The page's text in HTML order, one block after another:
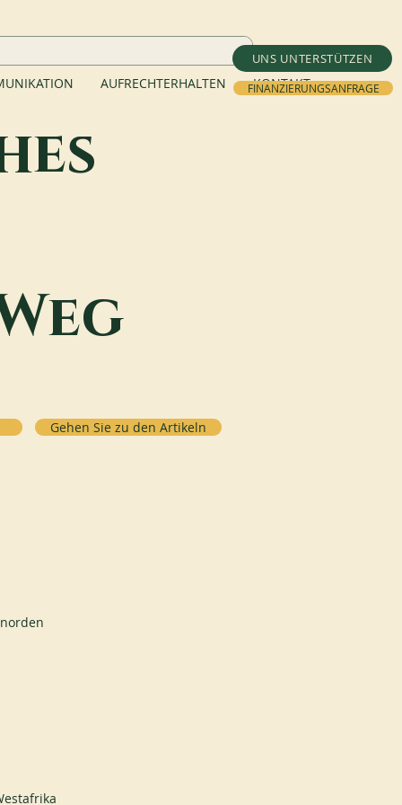
UNS UNTERSTÜTZEN
FINANZIERUNGSANFRAGE
AUFRECHTERHALTEN KONTAKT
Gehen Sie zu den Artikeln